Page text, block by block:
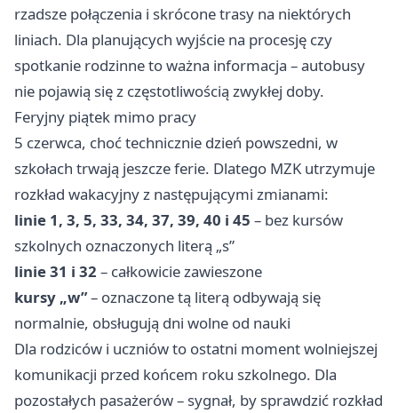
rzadsze połączenia i skrócone trasy na niektórych
liniach. Dla planujących wyjście na procesję czy
spotkanie rodzinne to ważna informacja – autobusy
nie pojawią się z częstotliwością zwykłej doby.
Feryjny piątek mimo pracy
5 czerwca, choć technicznie dzień powszedni, w
szkołach trwają jeszcze ferie. Dlatego MZK utrzymuje
rozkład wakacyjny z następującymi zmianami:
linie 1, 3, 5, 33, 34, 37, 39, 40 i 45 – bez kursów
szkolnych oznaczonych literą „s”
linie 31 i 32 – całkowicie zawieszone
kursy „w”– oznaczone tą literą odbywają się
normalnie, obsługują dni wolne od nauki
Dla rodziców i uczniów to ostatni moment wolniejszej
komunikacji przed końcem roku szkolnego. Dla
pozostałych pasażerów – sygnał, by sprawdzić rozkład